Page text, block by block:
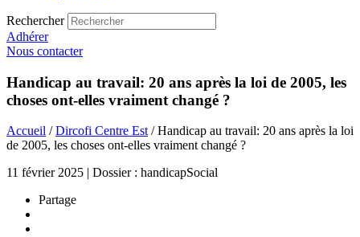
Rechercher
Adhérer
Nous contacter
Handicap au travail: 20 ans après la loi de 2005, les
choses ont-elles vraiment changé ?
Accueil /Dircofi Centre Est/ Handicap au travail: 20 ans après la loi
de 2005, les choses ont-elles vraiment changé ?
11 février 2025 | Dossier : handicapSocial
Partage